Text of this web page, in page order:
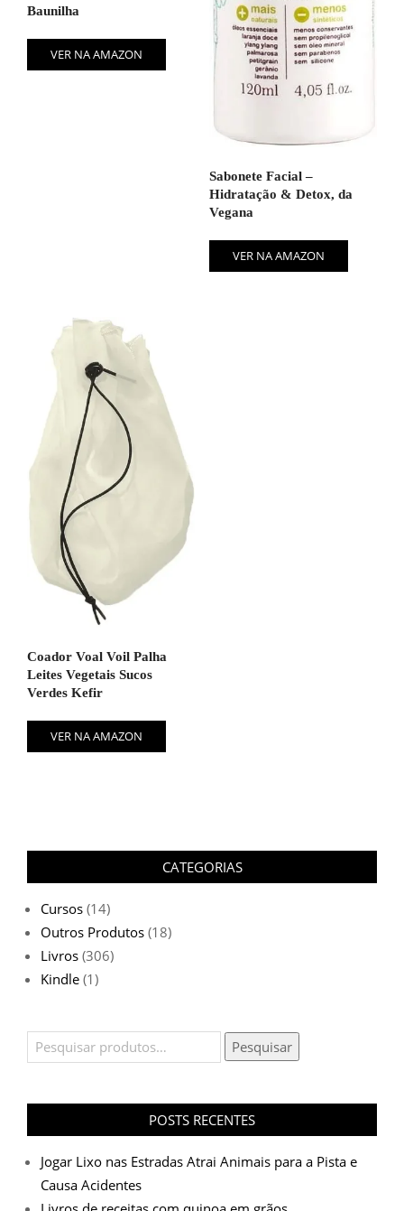
Baunilha
VER NA AMAZON
Sabonete Facial –
Hidratação & Detox, da
Vegana
VER NA AMAZON
Coador Voal Voil Palha
Leites Vegetais Sucos
Verdes Kefir
VER NA AMAZON
CATEGORIAS
Cursos (14)
Outros Produtos (18)
Livros (306)
Kindle (1)
Pesquisar
por:
Pesquisar
POSTS RECENTES
Jogar Lixo nas Estradas Atrai Animais para a Pista e
Causa Acidentes